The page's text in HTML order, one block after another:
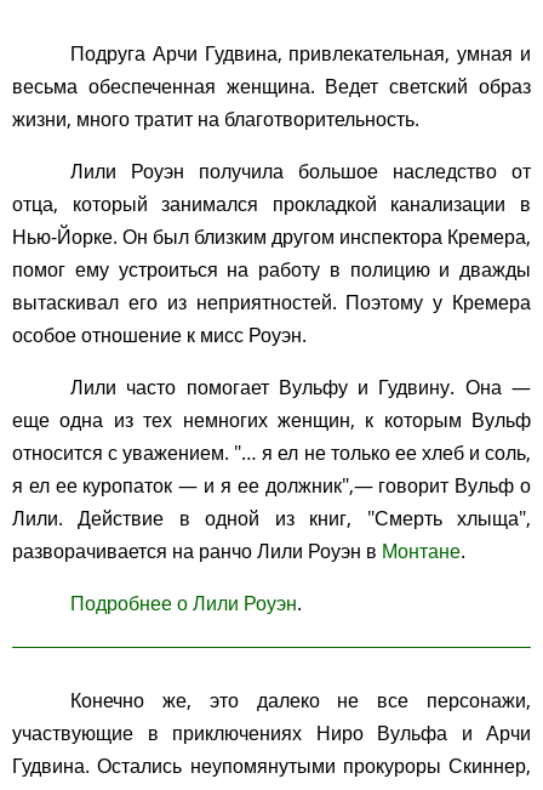
Подруга Арчи Гудвина, привлекательная, умная и
весьма обеспеченная женщина. Ведет светский образ
жизни, много тратит на благотворительность.
Лили Роуэн получила большое наследство от
отца, который занимался прокладкой канализации в
Нью-Йорке. Он был близким другом инспектора Кремера,
помог ему устроиться на работу в полицию и дважды
вытаскивал его из неприятностей. Поэтому у Кремера
особое отношение к мисс Роуэн.
Лили часто помогает Вульфу и Гудвину. Она —
еще одна из тех немногих женщин, к которым Вульф
относится с уважением. "… я ел не только ее хлеб и соль,
я ел ее куропаток — и я ее должник",— говорит Вульф о
Лили. Действие в одной из книг, "Смерть хлыща",
разворачивается на ранчо Лили Роуэн в Монтане.
Подробнее о Лили Роуэн.
Конечно же, это далеко не все персонажи,
участвующие в приключениях Ниро Вульфа и Арчи
Гудвина. Остались неупомянутыми прокуроры Скиннер,